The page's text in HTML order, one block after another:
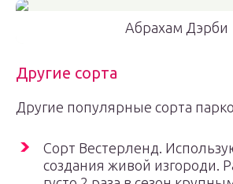
Абрахам Дэрби
Другие сорта
Другие популярные сорта
Сорт Вестерленд.
создания живой изгороди.